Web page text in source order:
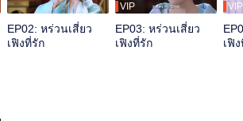
EP02: หร่วนเสี่ยว
เฟิงที่รัก
VIP
EP03: หร่วนเสี่ยว
เฟิงที่รัก
VIP
เฟิ